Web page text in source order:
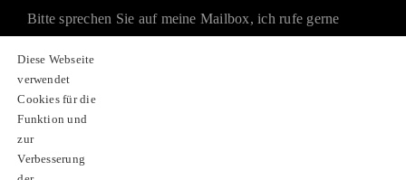
Bitte sprechen Sie auf meine Mailbox, ich rufe gerne
Mail: office@rauchberger.at
Soziale Netzwerke
Diese Webseite
verwendet
Cookies für die
Funktion und
zur
Verbesserung